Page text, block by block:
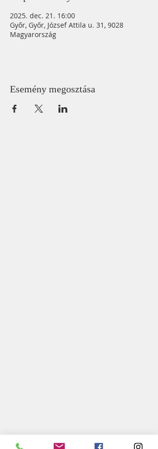
2025. dec. 21. 16:00
Győr, Győr, József Attila u. 31, 9028
Magyarország
Esemény megosztása